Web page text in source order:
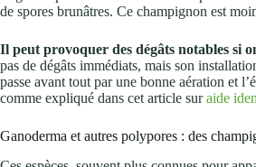
de spores brunâtres. Ce champignon est
Il peut provoquer des dégâts notables si
pas de dégâts immédiats, mais son
passe avant tout par une bonne aération et
comme expliqué dans cet article suraide
Ganoderma et autres polypores : des